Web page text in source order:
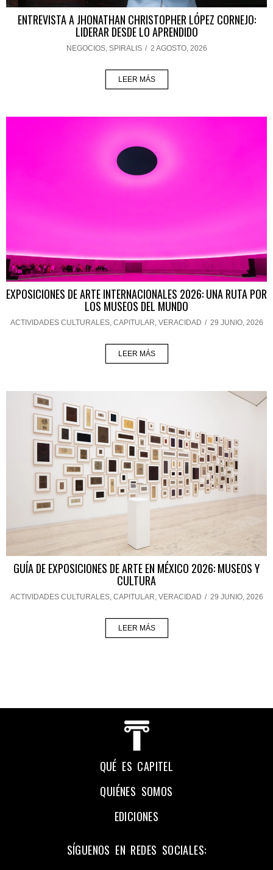
ENTREVISTA A JHONATHAN CHRISTOPHER LÓPEZ CORNEJO:
LIDERAR DESDE LO APRENDIDO
NEGOCIOS, SPIRALIS / 2 AGOSTO, 2026
LEER MÁS
EXPOSICIONES DE ARTE INTERNACIONALES 2026: UNA RUTA POR
LOS MUSEOS DEL MUNDO
ACTIVIDADES CULTURALES, CAPITULAR, VERACIDAD / 29 JUNIO, 2026
LEER MÁS
GUÍA DE EXPOSICIONES DE ARTE EN MÉXICO 2026: MUSEOS Y
CULTURA
ACTIVIDADES CULTURALES, CAPITULAR, VERACIDAD / 29 JUNIO, 2026
LEER MÁS
QUÉ ES CAPITEL
QUIÉNES SOMOS
EDICIONES
SÍGUENOS EN REDES SOCIALES: